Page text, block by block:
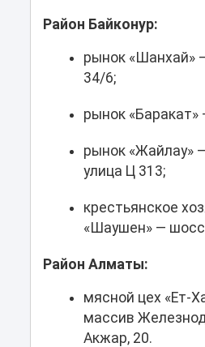
Район Байконур:
рынок «Шанхай»
34/6;
рынок «Баракат»
рынок «Жайлау»
улица Ц 313;
крестьянское
«Шаушен» —
Район Алматы:
мясной цех «Ет-
массив
Акжар, 20.